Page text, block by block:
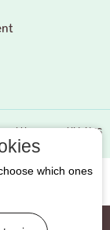
PLUS DE DOCUMENTS
which ones